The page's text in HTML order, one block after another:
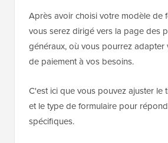
Après avoir choisi votre modèle de
vous serez dirigé vers la page des
généraux, où vous pourrez adapter
de paiement à vos besoins.
C'est ici que vous pouvez ajuster le
et le type de formulaire pour
spécifiques.